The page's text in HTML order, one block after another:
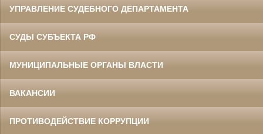
УПРАВЛЕНИЕ СУДЕБНОГО ДЕПАРТАМЕНТА
СУДЫ СУБЪЕКТА РФ
МУНИЦИПАЛЬНЫЕ ОРГАНЫ ВЛАСТИ
ВАКАНСИИ
ПРОТИВОДЕЙСТВИЕ КОРРУПЦИИ